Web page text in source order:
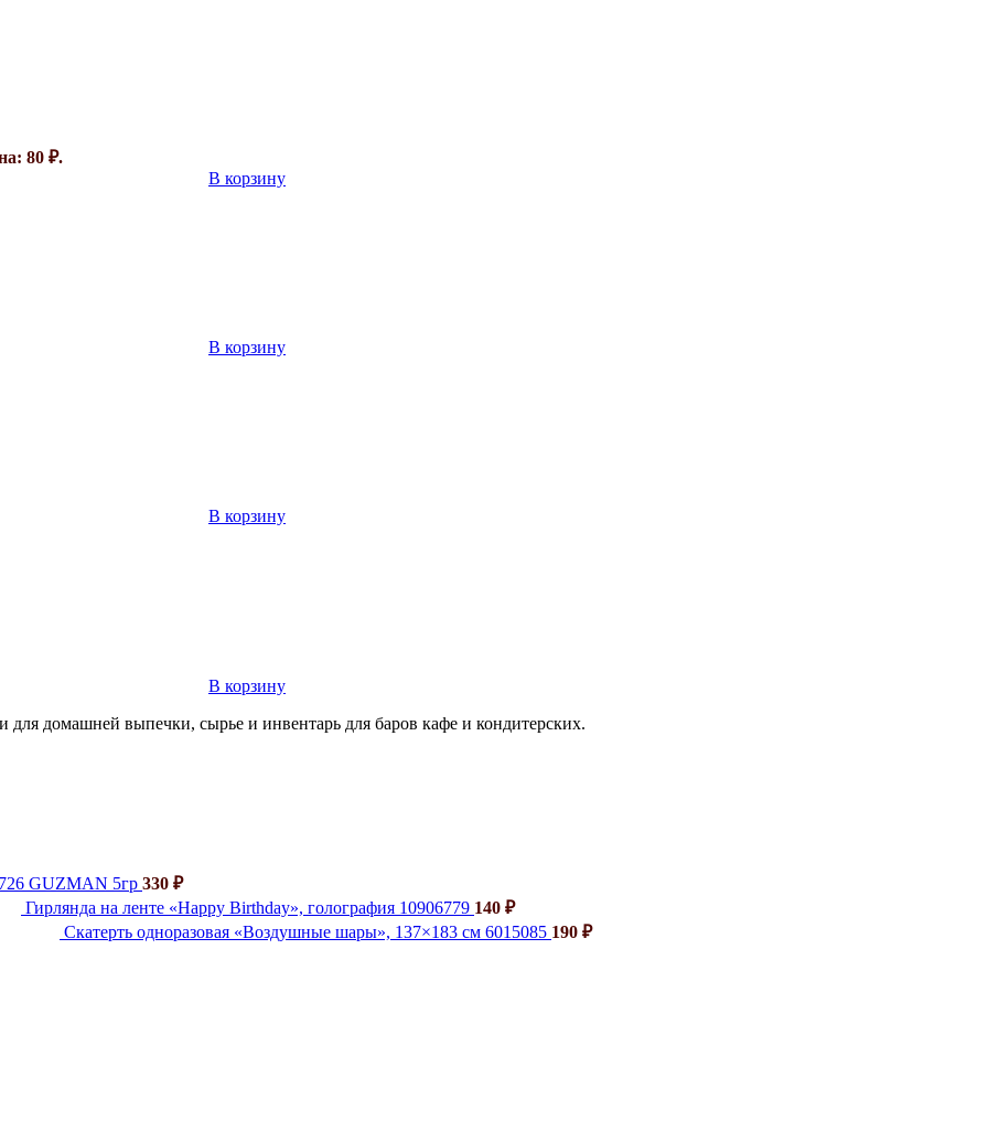
80 ₽.
В корзину
В корзину
В корзину
В корзину
домашней выпечки, сырье и инвентарь для баров кафе и кондитерских.
GUZMAN 5гр 330 ₽
Гирлянда на ленте «Happy Birthday», голография 10906779 140 ₽
Скатерть одноразовая «Воздушные шары», 137×183 см 6015085 190 ₽